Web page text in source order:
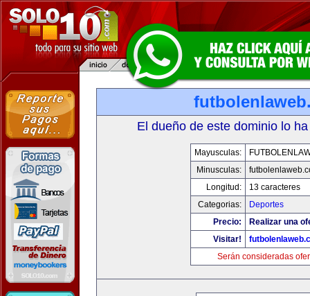
El dueño de este dominio lo
Mayusculas:
Minusculas:
Longitud:
13 caracteres
Categorias:
Deportes
Precio:
Realizar una
Visitar!
Serán consideradas